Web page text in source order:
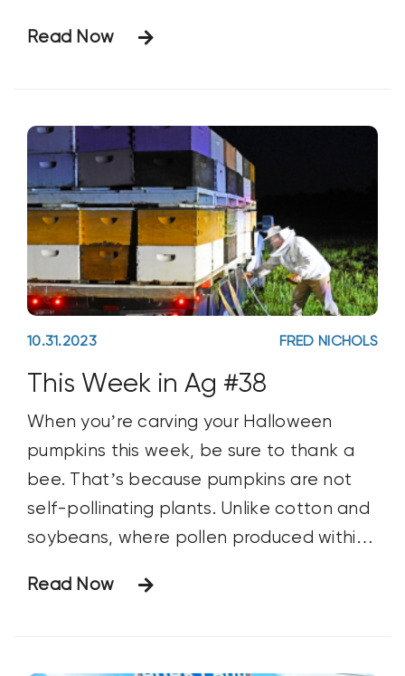
to awaken with the roosters to do their
Read Now
10.31.2023 FRED NICHOLS
This Week in Ag #38
When you’re carving your Halloween
pumpkins this week, be sure to thank a
bee. That’s because pumpkins are not
self-pollinating plants. Unlike cotton and
soybeans, where pollen produced within
flower on the same plant, pumpkins have
Read Now